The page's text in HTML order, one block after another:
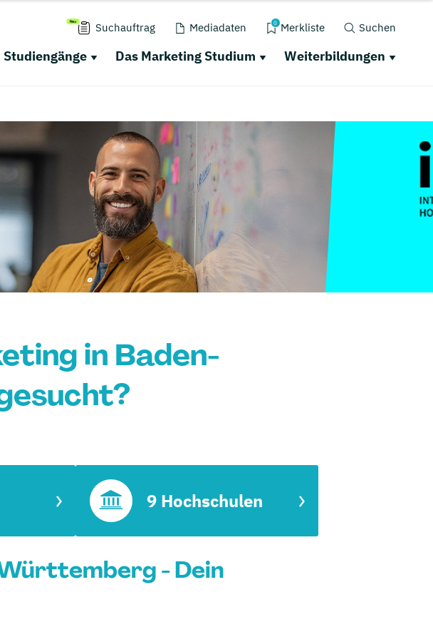
Suchauftrag Mediadaten 0 Merkliste Suchen
Studiengänge Das Marketing Studium Weiterbildungen
in Baden-
9 Hochschulen
- Dein